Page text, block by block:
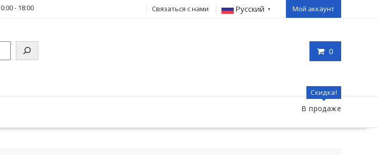
- 18:00 Связаться с нами Русский ▼ Мой аккаунт
0
Скидка!
В продаже